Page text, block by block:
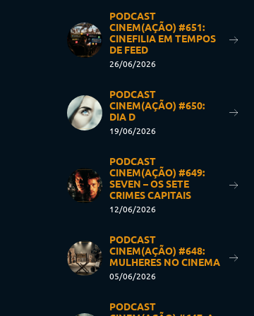
PODCAST
CINEM(AÇÃO) #651:
CINEFILIA EM TEMPOS
DE FEED
26/06/2026
PODCAST
CINEM(AÇÃO) #650:
DIA D
19/06/2026
PODCAST
CINEM(AÇÃO) #649:
SEVEN – OS SETE
CRIMES CAPITAIS
12/06/2026
PODCAST
CINEM(AÇÃO) #648:
MULHERES NO CINEMA
05/06/2026
PODCAST